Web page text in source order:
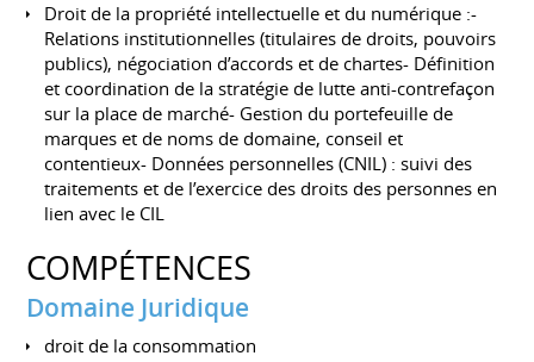
Droit de la propriété intellectuelle et du numérique :-
Relations institutionnelles (titulaires de droits, pouvoirs
publics), négociation d’accords et de chartes- Définition
et coordination de la stratégie de lutte anti-contrefaçon
sur la place de marché- Gestion du portefeuille de
marques et de noms de domaine, conseil et
contentieux- Données personnelles (CNIL) : suivi des
traitements et de l’exercice des droits des personnes en
lien avec le CIL
COMPÉTENCES
Domaine Juridique
droit de la consommation